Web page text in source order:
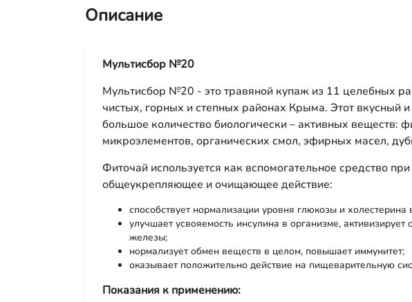
Описание
Мультисбор №20
Мультисбор №20 - это травяной купаж из 11 целебных
чистых, горных и степных районах Крыма. Этот вкусный
большое количество биологически – активных веществ:
микроэлементов, органических смол, эфирных масел,
Фиточай используется как вспомогательное средство
общеукрепляющее и очищающее действие:
способствует нормализации уровня глюкозы и
улучшает усвояемость инсулина в организме,
железы;
нормализует обмен веществ в целом, повышает иммунитет;
оказывает положительно действие на пищеварительную
Показания к применению: